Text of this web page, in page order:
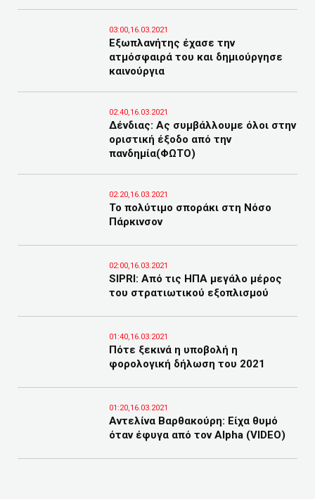
03:00,16.03.2021
Εξωπλανήτης έχασε την
ατμόσφαιρά του και δημιούργησε
καινούργια
02:40,16.03.2021
Δένδιας: Ας συμβάλλουμε όλοι στην
οριστική έξοδο από την
πανδημία(ΦΩΤΟ)
02:20,16.03.2021
Το πολύτιμο σποράκι στη Νόσο
Πάρκινσον
02:00,16.03.2021
SIPRI: Aπό τις ΗΠΑ μεγάλο μέρος
του στρατιωτικού εξοπλισμού
01:40,16.03.2021
Πότε ξεκινά η υποβολή η
φορολογική δήλωση του 2021
01:20,16.03.2021
Αντελίνα Βαρθακούρη: Είχα θυμό
όταν έφυγα από τον Alpha (VIDEO)